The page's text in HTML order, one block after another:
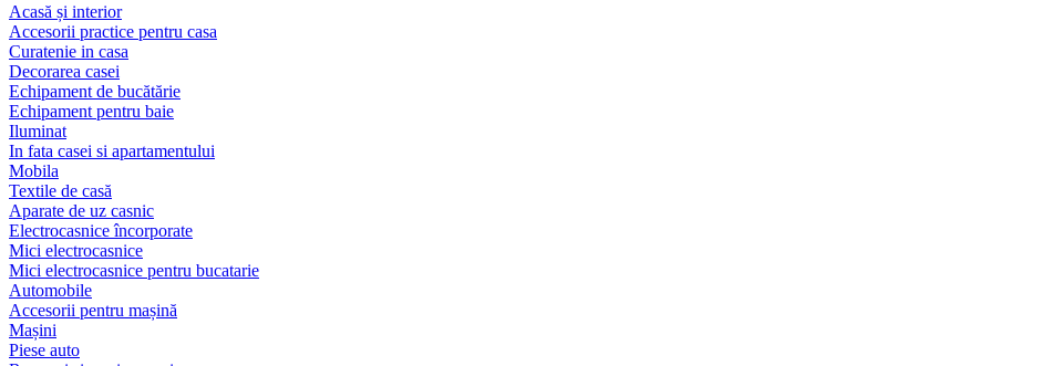
Acasă și interior
Accesorii practice pentru casa
Curatenie in casa
Decorarea casei
Echipament de bucătărie
Echipament pentru baie
Iluminat
In fata casei si apartamentului
Mobila
Textile de casă
Aparate de uz casnic
Electrocasnice încorporate
Mici electrocasnice
Mici electrocasnice pentru bucatarie
Automobile
Accesorii pentru mașină
Mașini
Piese auto